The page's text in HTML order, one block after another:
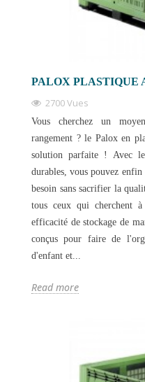
PALOX PLASTIQUE
2700 Vues
Vous cherchez un
rangement ? le Palox en
solution parfaite ! Avec
durables, vous pouvez
besoin sans sacrifier la
tous ceux qui cherchent
efficacité de stockage de
conçus pour faire de
d'enfant et...
Read more